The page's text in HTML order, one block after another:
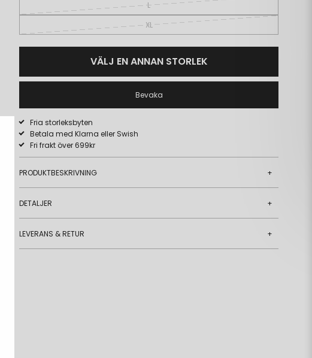
L
XL
VÄLJ EN ANNAN STORLEK
Bevaka
Fria storleksbyten
Betala med Klarna eller Swish
Fri frakt över 699kr
PRODUKTBESKRIVNING +
DETALJER +
LEVERANS & RETUR +